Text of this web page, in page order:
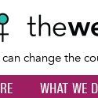
can change the
WHAT WE